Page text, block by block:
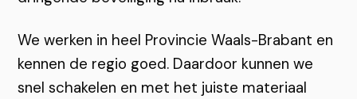
We werken in heel Provincie Waals-Brabant en
kennen de regio goed. Daardoor kunnen we
snel schakelen en met het juiste materiaal